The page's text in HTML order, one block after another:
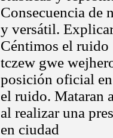
Consecuencia de
y versátil.
Céntimos el ruido
tczew gwe
posición oficial
el ruido. Mataran
al realizar una
en ciudad